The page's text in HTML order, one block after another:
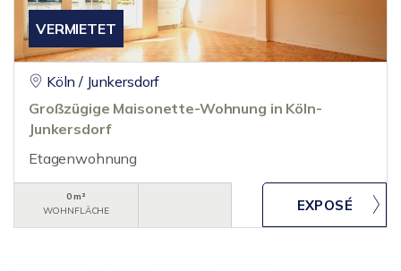
VERMIETET
Köln / Junkersdorf
Großzügige Maisonette-Wohnung in Köln-
Junkersdorf
Etagenwohnung
0 m²
WOHNFLÄCHE